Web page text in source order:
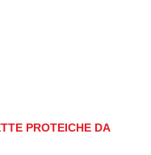
PROTEICHE DA